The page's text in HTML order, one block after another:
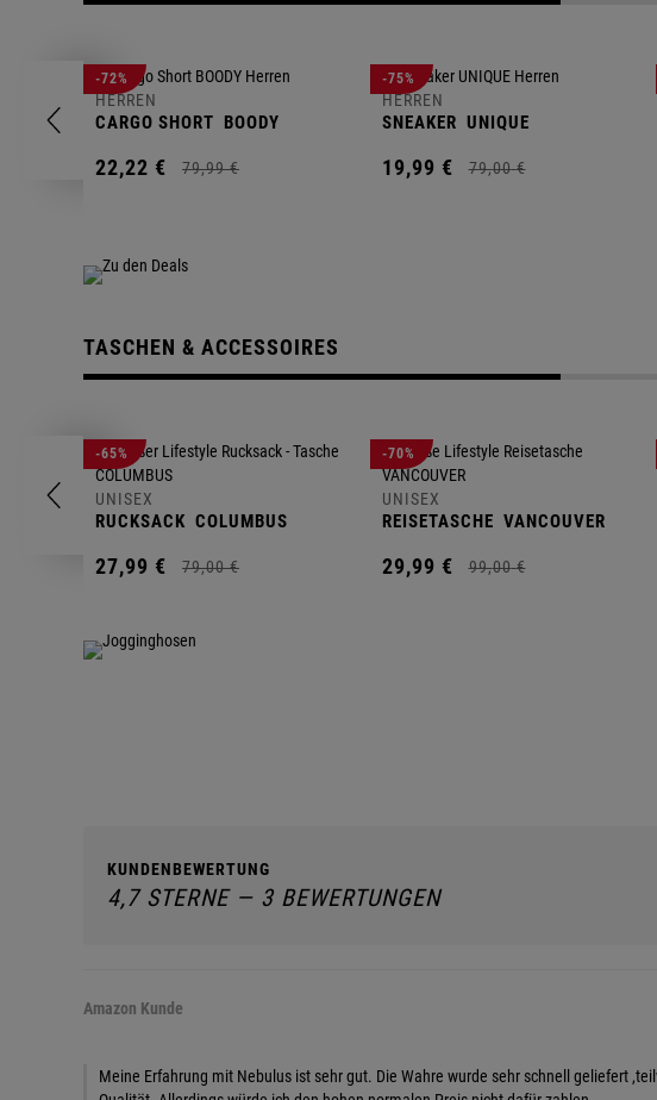
-72%
HERREN
CARGO SHORT BOODY
22,22 € 79,99 €
-75%
HERREN
SNEAKER UNIQUE
19,99 € 79,00 €
TASCHEN & ACCESSOIRES
-65%
UNISEX
RUCKSACK COLUMBUS
27,99 € 79,00 €
-70%
UNISEX
REISETASCHE VANCOUVER
29,99 € 99,00 €
KUNDENBEWERTUNG
4,7 STERNE — 3 BEWERTUNGEN
Amazon Kunde
Meine Erfahrung mit Nebulus ist sehr gut. Die Wahre wurde sehr schnell geliefert